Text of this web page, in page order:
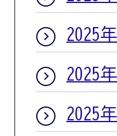
2025
2025
2025